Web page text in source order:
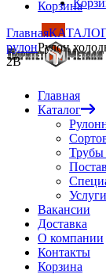
Главная
Каталог
Вакансии
Доставка
О компании
Контакты
Корзина
Корзина
Главная
рулонРулон
2B